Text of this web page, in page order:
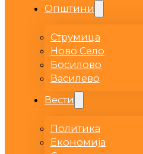
Општини
Струмица
Ново Село
Босилово
Василево
Вести
Политика
Економија